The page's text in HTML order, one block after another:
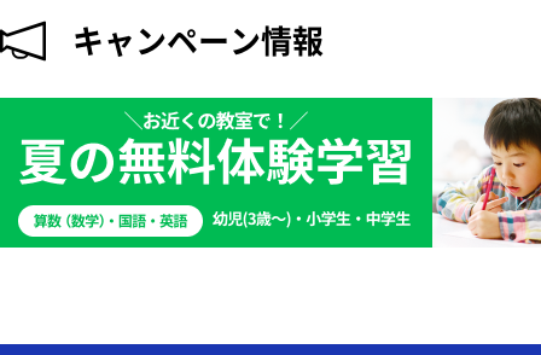
キャンペーン情報